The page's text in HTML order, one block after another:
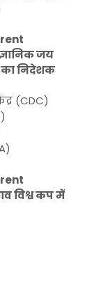
जय
का निदेशक
(CDC)
विश्व कप में